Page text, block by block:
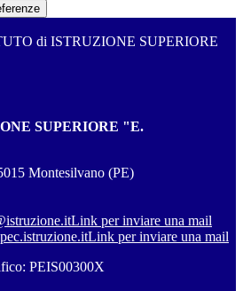
di ISTRUZIONE SUPERIORE
SUPERIORE "E.
Montesilvano (PE)
Link per inviare una mail
Link per inviare una mail
PEIS00300X